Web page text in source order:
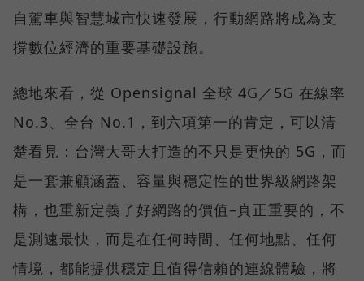
自駕車與智慧城市快速發展，行動網路將成為支
撐數位經濟的重要基礎設施。
總地來看，從 Opensignal 全球 4G／5G 在線率
No.3、全台 No.1，到六項第一的肯定，可以清
楚看見：台灣大哥大打造的不只是更快的 5G，而
是一套兼顧涵蓋、容量與穩定性的世界級網路架
構，也重新定義了好網路的價值–真正重要的，不
是測速最快，而是在任何時間、任何地點、任何
情境，都能提供穩定且值得信賴的連線體驗，將